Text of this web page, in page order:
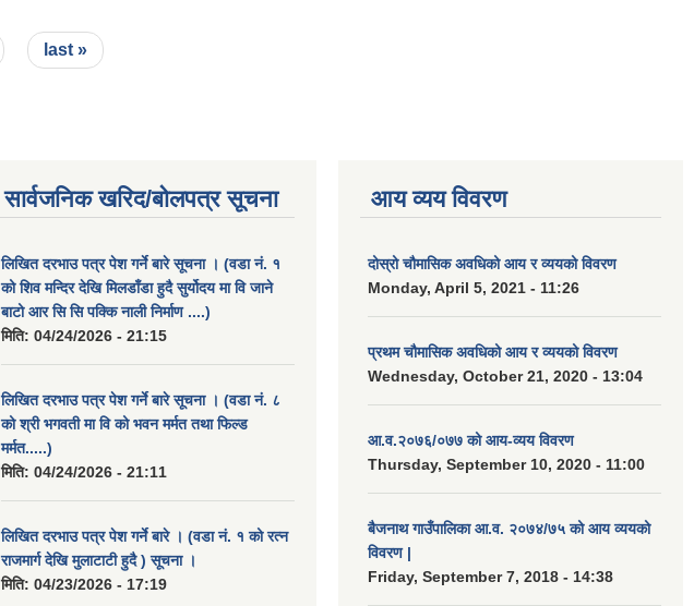
last »
सार्वजनिक खरिद/बोलपत्र सूचना
लिखित दरभाउ पत्र पेश गर्ने बारे सूचना । (वडा नं. १
को शिव मन्दिर देखि मिलडाँडा हुदै सुर्योदय मा वि जाने
बाटो आर सि सि पक्कि नाली निर्माण ....)
मिति: 04/24/2026 - 21:15
लिखित दरभाउ पत्र पेश गर्ने बारे सूचना । (वडा नं. ८
को श्री भगवती मा वि को भवन मर्मत तथा फिल्ड
मर्मत.....)
मिति: 04/24/2026 - 21:11
लिखित दरभाउ पत्र पेश गर्ने बारे । (वडा नं. १ को रत्न
राजमार्ग देखि मुलाटाटी हुदै ) सूचना ।
मिति: 04/23/2026 - 17:19
आय व्यय विवरण
दोस्रो चौमासिक अवधिको आय र व्ययको विवरण
Monday, April 5, 2021 - 11:26
प्रथम चौमासिक अवधिको आय र व्ययको विवरण
Wednesday, October 21, 2020 - 13:04
आ.व.२०७६/०७७ को आय-व्यय विवरण
Thursday, September 10, 2020 - 11:00
बैजनाथ गाउँपालिका आ.व. २०७४/७५ को आय व्ययको
विवरण |
Friday, September 7, 2018 - 14:38